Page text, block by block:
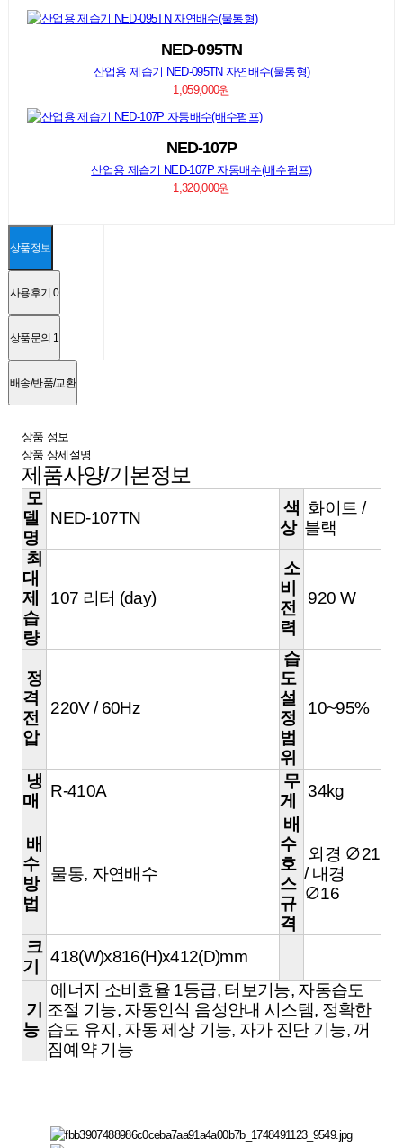
NED-095TN
산업용 제습기 NED-095TN 자연배수(물통형)
1,059,000원
NED-107P
산업용 제습기 NED-107P 자동배수(배수펌프)
1,320,000원
상품정보
사용후기0
상품문의 1
배송/반품/교환
상품 정보
상품 상세설명
제품사양/기본정보
모
델
명
NED-107TN
색
상
화이트 /
블랙
최
대
제
습
량
107 리터 (day)
소
비
전
력
920 W
정
격
전
압
220V / 60Hz
습
도
설
정
범
위
10~95%
냉
매
R-410A
무
게
34kg
배
수
방
법
물통, 자연배수
배
수
호
스
규
격
외경 ∅21
/ 내경
∅16
크
기
418(W)x816(H)x412(D)mm
기
능
에너지 소비효율 1등급, 터보기능, 자동습도
조절 기능, 자동인식 음성안내 시스템, 정확한
습도 유지, 자동 제상 기능, 자가 진단 기능, 꺼
짐예약 기능